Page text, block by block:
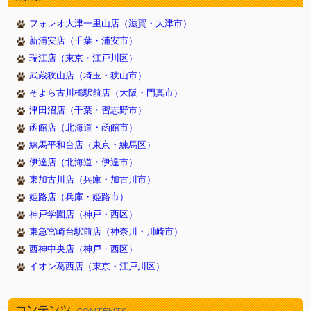
2026/05/30
新しく１１頭やってきました！（津田沼店）
2026/05/23 新しく１１頭やってきました！（武蔵狭山店）
2026/05/23新しく８頭やってきました！（津田沼店）
2026/05/23 新しく７頭やってきました！（イオン葛西店）
2026/05/16新しく１１頭やってきました！（武蔵狭山店）
2026/05/16新しく６頭やってきました！（津田沼店）
2026/05/16新しく７頭やってきました！（イオン葛西店）
2026/05/09新しく７頭やってきました！（武蔵狭山店）
2026/05/09新しく８頭やってきました！（新浦安店）
2026/05/09新しく８頭やってきました！（イオン葛西店）
2026/05/02新しく９頭やってきました！（武蔵狭山店）
2026/05/02 新しく９頭やってきました！（瑞江店）
フォレオ大津一里山店（滋賀・大津市）
新浦安店（千葉・浦安市）
瑞江店（東京・江戸川区）
武蔵狭山店（埼玉・狭山市）
そよら古川橋駅前店（大阪・門真市）
津田沼店（千葉・習志野市）
函館店（北海道・函館市）
練馬平和台店（東京・練馬区）
伊達店（北海道・伊達市）
東加古川店（兵庫・加古川市）
姫路店（兵庫・姫路市）
神戸学園店（神戸・西区）
東急宮崎台駅前店（神奈川・川崎市）
西神中央店（神戸・西区）
イオン葛西店（東京・江戸川区）